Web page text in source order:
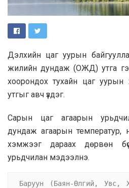
Дэлхийн цаг уурын
жилийн дундаж (ОЖД) утга
хоорондох тухайн цаг уурын
утгыг авч үздэг.
Сарын цаг агаарын
дундаж агаарын температур,
хэмжээг дараах дөрвөн
урьдчилан мэдээлнэ.
Баруун (Баян-Өлгий, Увс,